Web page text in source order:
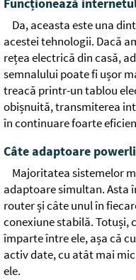
Funcționează
Da, aceasta este una
acestei tehnologii. Dacă
rețea electrică din casă,
semnalului poate fi ușor
treacă printr-un tablou
obișnuită, transmiterea
în continuare foarte
Câte adaptoare
Majoritatea sistemelor
adaptoare simultan. Asta
router și câte unul în
conexiune stabilă. Totuși,
împarte între ele, așa că
activ date, cu atât mai
ele.